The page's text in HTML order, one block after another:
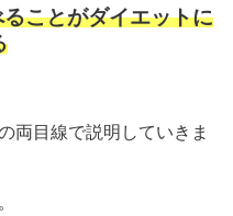
ことがダイエットに
両目線で説明していきま